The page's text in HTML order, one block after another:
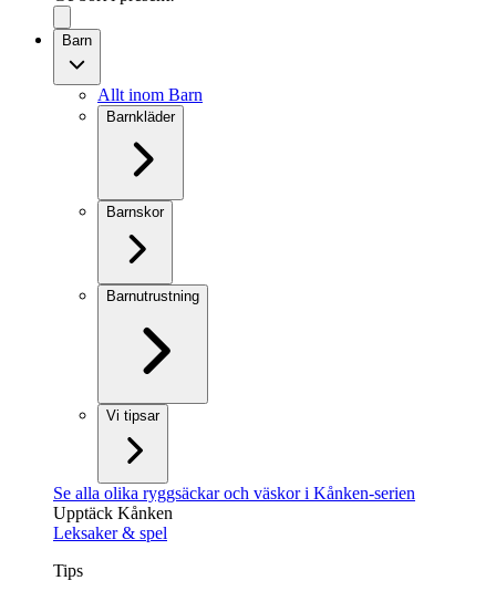
Barn
Allt inom Barn
Barnkläder
Barnskor
Barnutrustning
Vi tipsar
Se alla olika ryggsäckar och väskor i Kånken-serien
Upptäck Kånken
Leksaker & spel
Tips